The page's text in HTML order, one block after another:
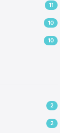
11
10
10
2
2